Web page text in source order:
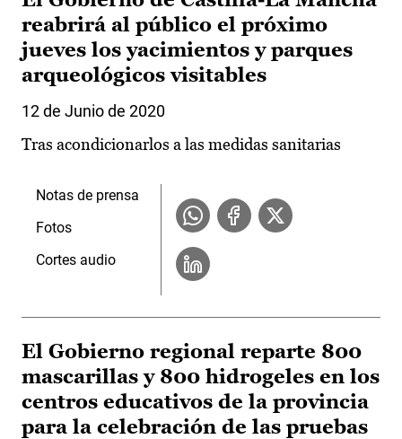
reabrirá al público el próximo
jueves los yacimientos y parques
arqueológicos visitables
12 de Junio de 2020
Tras acondicionarlos a las medidas sanitarias
Notas de prensa
Fotos
Cortes audio
El Gobierno regional reparte 800
mascarillas y 800 hidrogeles en los
centros educativos de la provincia
para la celebración de las pruebas